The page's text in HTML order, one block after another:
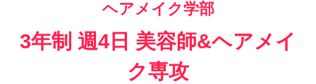
ヘアメイク学部
3年制 週4日 美容師&ヘアメイ
ク専攻